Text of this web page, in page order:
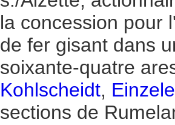
la concession pour
de fer gisant dans
soixante-quatre
Kohlscheidt,
sections de